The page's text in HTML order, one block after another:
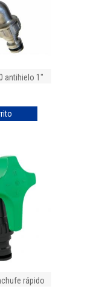
antihielo 1"
rápido